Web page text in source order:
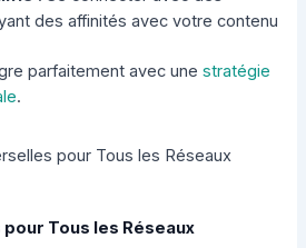
des affinités avec votre contenu
parfaitement avec unestratégie
.
Tous les Réseaux